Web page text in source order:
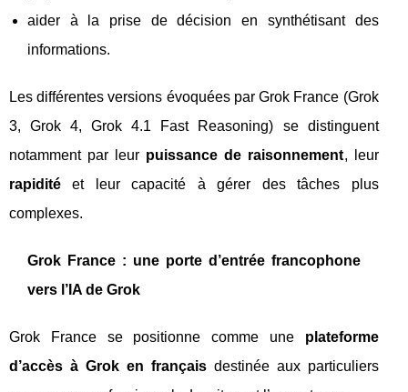
aider à la prise de décision en synthétisant des
informations.
Les différentes versions évoquées par Grok France (Grok
3, Grok 4, Grok 4.1 Fast Reasoning) se distinguent
notamment par leur puissance de raisonnement, leur
rapidité et leur capacité à gérer des tâches plus
complexes.
Grok France : une porte d’entrée francophone
vers l’IA de Grok
Grok France se positionne comme une plateforme
d’accès à Grok en françaisdestinée aux particuliers